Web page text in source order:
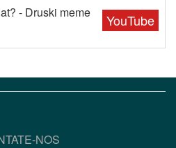
YouTube
- Druski meme
NOS